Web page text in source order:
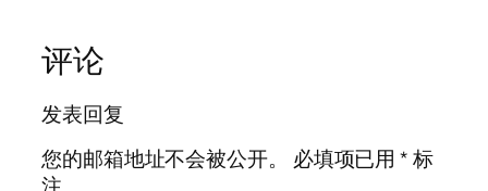
评论
发表回复
您的邮箱地址不会被公开。
必填项已用*标